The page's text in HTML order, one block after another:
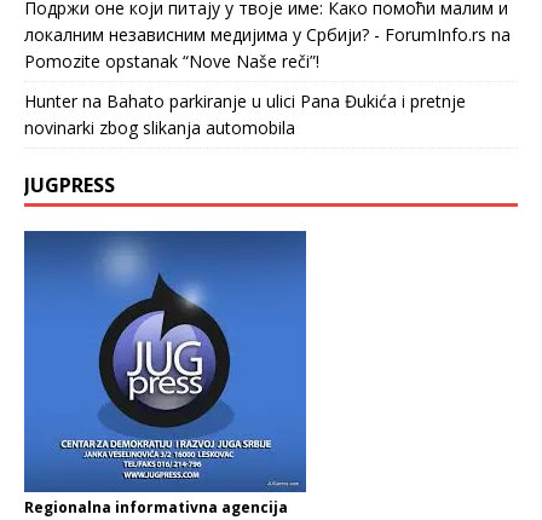
Подржи оне који питају у твоје име: Како помоћи малим и
локалним независним медијима у Србији? - ForumInfo.rs na
Pomozite opstanak “Nove Naše reči”!
Hunterna Bahato parkiranje u ulici Pana Đukića i pretnje
novinarki zbog slikanja automobila
JUGPRESS
Regionalna informativna agencija